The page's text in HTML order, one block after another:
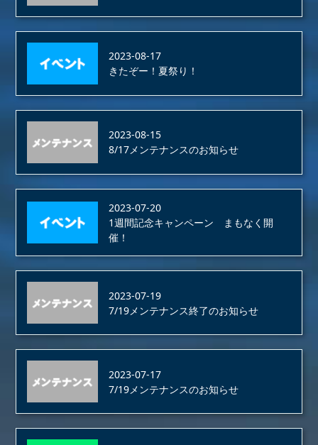
2023-08-17
きたぞー！夏祭り！
2023-08-15
8/17メンテナンスのお知らせ
2023-07-20
1週間記念キャンペーン まもなく開
催！
2023-07-19
7/19メンテナンス終了のお知らせ
2023-07-17
7/19メンテナンスのお知らせ